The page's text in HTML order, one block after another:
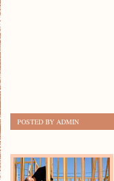
POSTED BY ADMIN